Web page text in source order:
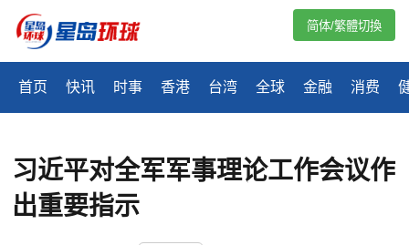
首页 快讯 时事 香港 台湾 全球 金融 消费
简体/繁體切換
习近平对全军军事理论工作会议作
出重要指示